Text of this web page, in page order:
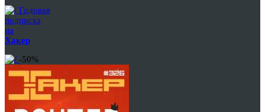
Годовая
подписка
на
Хакер
-50%